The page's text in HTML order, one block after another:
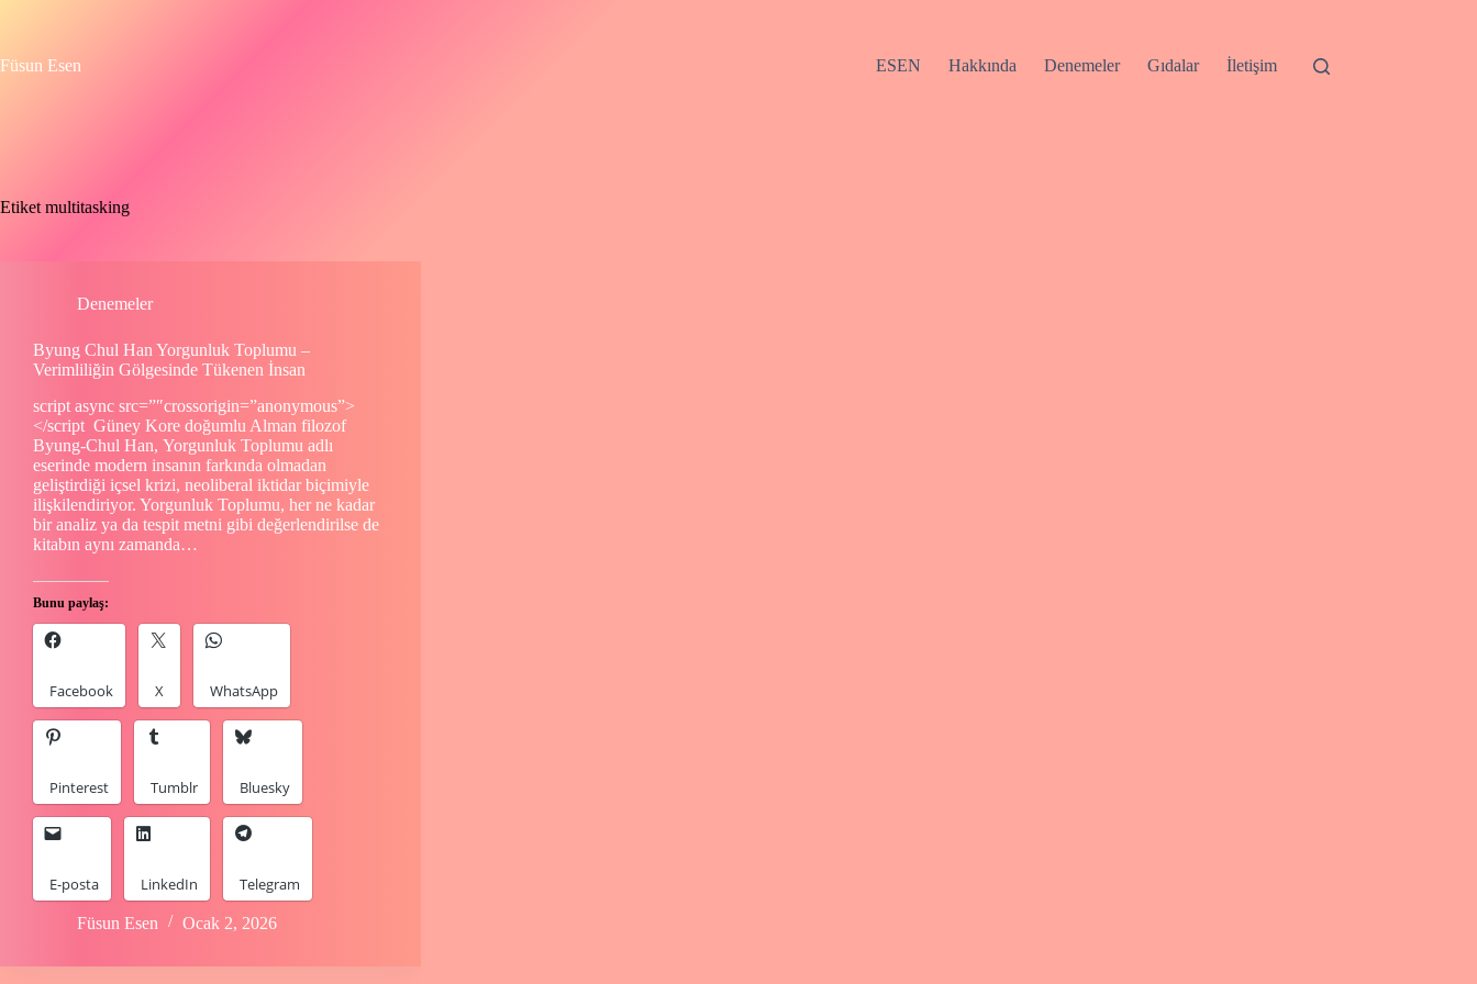
Füsun Esen
ESEN Hakkında Denemeler Gıdalar İletişim
Etiket multitasking
Denemeler
Byung Chul Han Yorgunluk Toplumu –
Verimliliğin Gölgesinde Tükenen İnsan
script async src=”″crossorigin=”anonymous”>
</script Güney Kore doğumlu Alman filozof
Byung-Chul Han, Yorgunluk Toplumu adlı
eserinde modern insanın farkında olmadan
geliştirdiği içsel krizi, neoliberal iktidar biçimiyle
ilişkilendiriyor. Yorgunluk Toplumu, her ne kadar
bir analiz ya da tespit metni gibi değerlendirilse de
kitabın aynı zamanda…
Bunu paylaş:
Facebook X WhatsApp
Pinterest Tumblr Bluesky
E-posta LinkedIn Telegram
Füsun Esen Ocak 2, 2026